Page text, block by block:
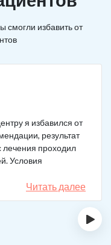
смогли избавить от
я избавился от
результат
лечения проходил
Условия
еда, уютно,
У меня не возникало
Читать далее
›